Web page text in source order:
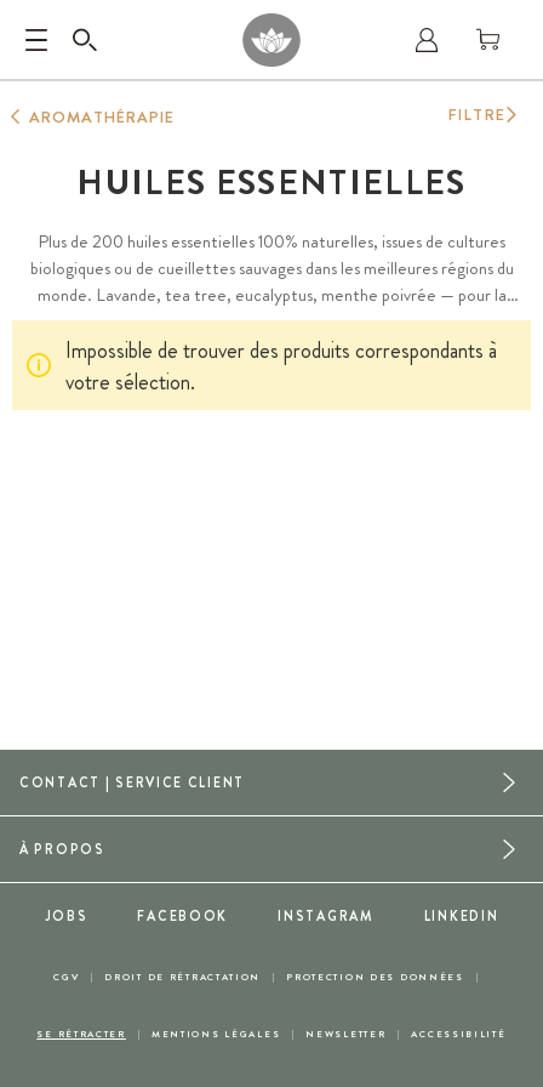
AROMATHÉRAPIE
HUILES ESSENTIELLES
Plus de 200 huiles essentielles 100% naturelles, issues de cultures
biologiques ou de cueillettes sauvages dans les meilleures régions du
monde. Lavande, tea tree, eucalyptus, menthe poivrée — pour la
relaxation, le sommeil, la digestion ou l'énergie. Pures, sans additifs, sans
conservateurs.
Impossible de trouver des produits correspondants à
votre sélection.
FILTRE
CONTACT | SERVICE CLIENT
CGV DROIT DE RÉTRACTATION PROTECTION DES DONNÉES
SE RÉTRACTER MENTIONS LÉGALES NEWSLETTER ACCESSIBILITÉ
À PROPOS
JOBS FACEBOOK INSTAGRAM LINKEDIN